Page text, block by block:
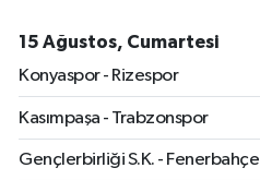
15 Ağustos, Cumartesi
Konyaspor - Rizespor
Kasımpaşa - Trabzonspor
Gençlerbirliği S.K. - Fenerbahçe